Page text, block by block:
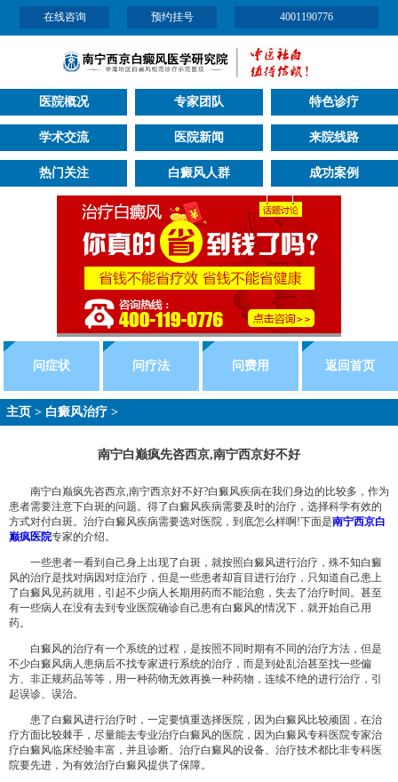
在线咨询 预约挂号 4001190776
医院概况 专家团队 特色诊疗
学术交流 医院新闻 来院线路
热门关注 白癜风人群 成功案例
问症状 问疗法 问费用 返回首页
主页 > 白癜风治疗 >
南宁白巅疯先咨西京,南宁西京好不好
南宁白巅疯先咨西京,南宁西京好不好?白癜风疾病在我们身边的比较多，作为
患者需要注意下白斑的问题。得了白癜风疾病需要及时的治疗，选择科学有效的
方式对付白斑。治疗白癜风疾病需要选对医院，到底怎么样啊!下面是南宁西京白
巅疯医院专家的介绍。
一些患者一看到自己身上出现了白斑，就按照白癜风进行治疗，殊不知白癜
风的治疗是找对病因对症治疗，但是一些患者却盲目进行治疗，只知道自己患上
了白癜风见药就用，引起不少病人长期用药而不能治愈，失去了治疗时间。甚至
有一些病人在没有去到专业医院确诊自己患有白癜风的情况下，就开始自己用
药。
白癜风的治疗有一个系统的过程，是按照不同时期有不同的治疗方法，但是
不少白癜风病人患病后不找专家进行系统的治疗，而是到处乱治甚至找一些偏
方、非正规药品等等，用一种药物无效再换一种药物，连续不绝的进行治疗，引
起误诊、误治。
患了白癜风进行治疗时，一定要慎重选择医院，因为白癜风比较顽固，在治
疗方面比较棘手，尽量能去专业治疗白癜风的医院，因为白癜风专科医院专家治
疗白癜风临床经验丰富，并且诊断、治疗白癜风的设备、治疗技术都比非专科医
院要先进，为有效治疗白癜风提供了保障。